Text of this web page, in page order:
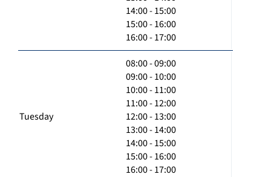
14:00 - 15:00
15:00 - 16:00
16:00 - 17:00
Tuesday
08:00 - 09:00
09:00 - 10:00
10:00 - 11:00
11:00 - 12:00
12:00 - 13:00
13:00 - 14:00
14:00 - 15:00
15:00 - 16:00
16:00 - 17:00